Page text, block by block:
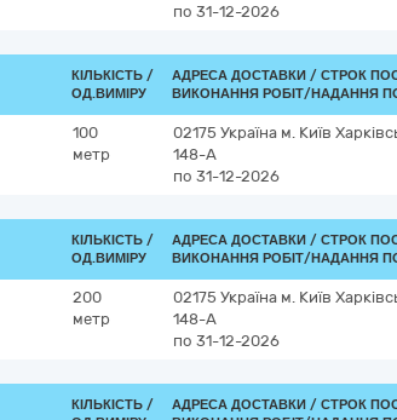
по 31-12-2026
КІЛЬКІСТЬ /
ОД.ВИМІРУ
АДРЕСА ДОСТАВКИ / СТРОК
ВИКОНАННЯ РОБІТ/НАДАННЯ
100
метр
02175 Україна м. Київ
148-А
по 31-12-2026
КІЛЬКІСТЬ /
ОД.ВИМІРУ
АДРЕСА ДОСТАВКИ / СТРОК
ВИКОНАННЯ РОБІТ/НАДАННЯ
200
метр
02175 Україна м. Київ
148-А
по 31-12-2026
КІЛЬКІСТЬ /
АДРЕСА ДОСТАВКИ / СТРОК